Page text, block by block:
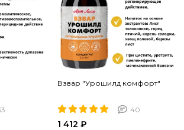
Взвар "Урошилд комфорт"
40
1 412 ₽